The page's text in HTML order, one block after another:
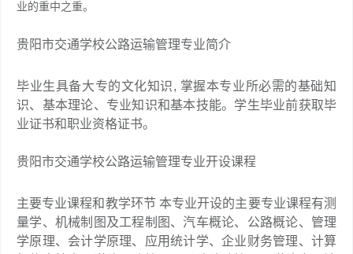
业的重中之重。
贵阳市交通学校公路运输管理专业简介
毕业生具备大专的文化知识, 掌握本专业所必需的基础知
识、基本理论、专业知识和基本技能。学生毕业前获取毕
业证书和职业资格证书。
贵阳市交通学校公路运输管理专业开设课程
主要专业课程和教学环节 本专业开设的主要专业课程有测
量学、机械制图及工程制图、汽车概论、公路概论、管理
学原理、会计学原理、应用统计学、企业财务管理、计算